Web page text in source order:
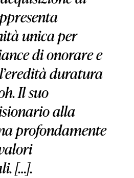
unica per
di onorare e
duratura
Il suo
alla
profondamente
[…].